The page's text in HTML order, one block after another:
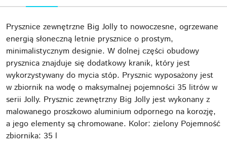
Prysznice zewnętrzne Big Jolly to nowoczesne, ogrzewane
energią słoneczną letnie prysznice o prostym,
minimalistycznym designie. W dolnej części obudowy
prysznica znajduje się dodatkowy kranik, który jest
wykorzystywany do mycia stóp. Prysznic wyposażony jest
w zbiornik na wodę o maksymalnej pojemności 35 litrów w
serii Jolly. Prysznic zewnętrzny Big Jolly jest wykonany z
malowanego proszkowo aluminium odpornego na korozję,
a jego elementy są chromowane. Kolor: zielony Pojemność
zbiornika: 35 l